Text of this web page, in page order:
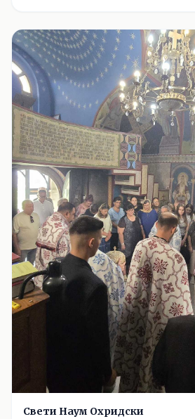
Cвети Наум Охридски